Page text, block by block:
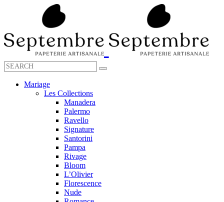
Mariage
Les Collections
Manadera
Palermo
Ravello
Signature
Santorini
Pampa
Rivage
Bloom
L’Olivier
Florescence
Nude